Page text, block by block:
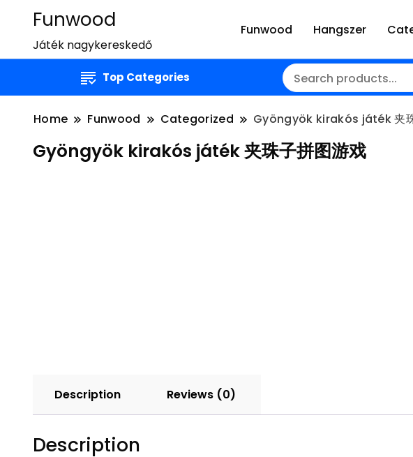
Funwood
Játék nagykereskedő
Funwood Hangszer
Top Categories
Home Funwood Categorized Gyöngyök kirakós játék 夹
Gyöngyök kirakós játék 夹珠子拼图游戏
Description Reviews (0)
Description